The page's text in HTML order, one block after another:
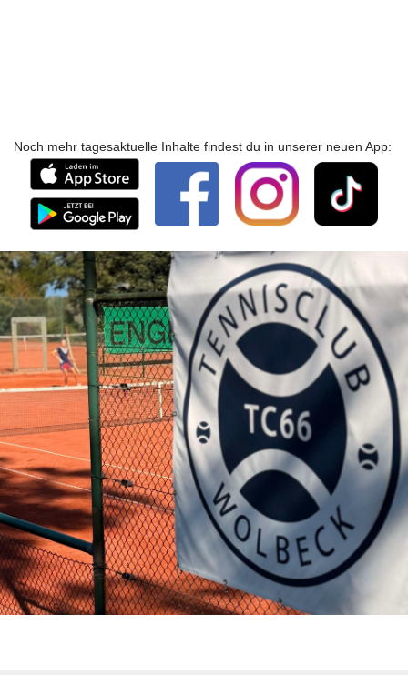
Noch mehr tagesaktuelle Inhalte findest du in unserer neuen App: